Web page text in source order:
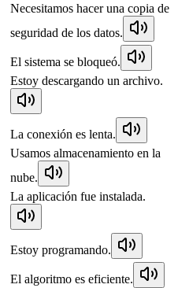
Necesitamos hacer una copia de
seguridad de los datos.
El sistema se bloqueó.
Estoy descargando un archivo.
La conexión es lenta.
Usamos almacenamiento en la
nube.
La aplicación fue instalada.
Estoy programando.
El algoritmo es eficiente.